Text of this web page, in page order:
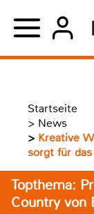
Startseite
> News
> Kreative
sorgt für
Topthema:
Country von